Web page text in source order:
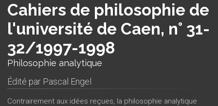
Cahiers de philosophie de
l'université de Caen, n° 31-
32/1997-1998
Philosophie analytique
Édité par Pascal Engel
Contrairement aux idées reçues, la philosophie analytique